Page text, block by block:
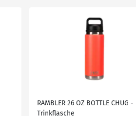
RAMBLER 26 OZ BOTTLE CHUG -
Trinkflasche